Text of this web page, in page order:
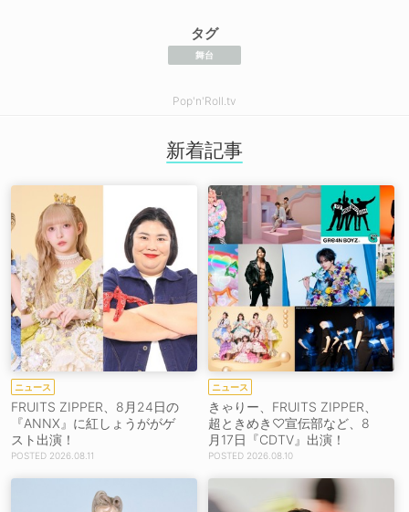
タグ
舞台
Pop'n'Roll.tv
新着記事
ニュース
FRUITS ZIPPER、8月24日の
『ANNX』に紅しょうががゲ
スト出演！
2026.08.11
ニュース
きゃりー、FRUITS ZIPPER、
超ときめき♡宣伝部など、8
月17日『CDTV』出演！
2026.08.10